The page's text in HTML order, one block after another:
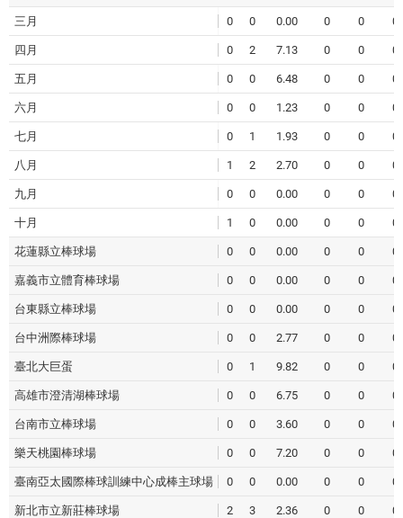
三月 0 0 0.00 0 0 0
四月 0 2 7.13 0 0 0
五月 0 0 6.48 0 0 0
六月 0 0 1.23 0 0 0
七月 0 1 1.93 0 0 0
八月 1 2 2.70 0 0 0
九月 0 0 0.00 0 0 0
十月 1 0 0.00 0 0 0
花蓮縣立棒球場 0 0 0.00 0 0 0
嘉義市立體育棒球場 0 0 0.00 0 0 0
台東縣立棒球場 0 0 0.00 0 0 0
台中洲際棒球場 0 0 2.77 0 0 0
臺北大巨蛋 0 1 9.82 0 0 0
高雄市澄清湖棒球場 0 0 6.75 0 0 0
台南市立棒球場 0 0 3.60 0 0 0
樂天桃園棒球場 0 0 7.20 0 0 0
臺南亞太國際棒球訓練中心成棒主球場 0 0 0.00 0 0 0
新北市立新莊棒球場 2 3 2.36 0 0 0